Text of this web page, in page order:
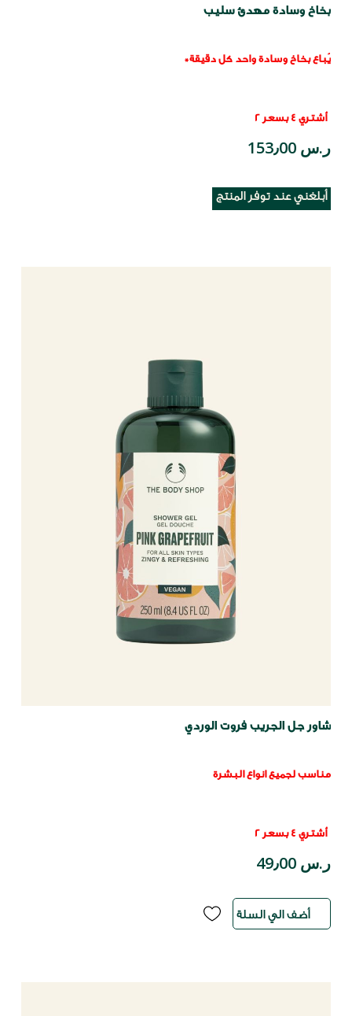
بخاخ وسادة مهدئ سليب
يُباع بخاخ وسادة واحد كل دقيقة*
أشتري 4 بسعر 2
ر.س 153٫00
أبلغني عند توفر المنتج
شاور جل الجريب فروت الوردي
مناسب لجميع انواع البشرة
أشتري 4 بسعر 2
ر.س 49٫00
أضف الي السلة